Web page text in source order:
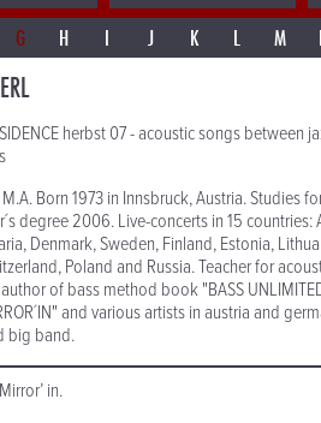
G H I J K L M
herbst 07 - acoustic songs
Born 1973 in Innsbruck, Austria. Studies
degree 2006. Live-concerts in 15 countries:
Denmark, Sweden, Finland, Estonia,
Poland and Russia. Teacher for
of bass method book "BASS
and various artists in austria and
big band.
in.